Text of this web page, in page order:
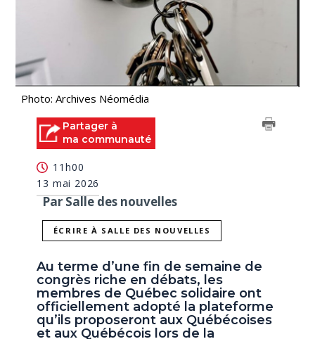
Photo: Archives Néomédia
Partager à
ma communauté
11h00
13 mai 2026
Par Salle des nouvelles
ÉCRIRE À SALLE DES NOUVELLES
Au terme d’une fin de semaine de
congrès riche en débats, les
membres de Québec solidaire ont
officiellement adopté la plateforme
qu’ils proposeront aux Québécoises
et aux Québécois lors de la